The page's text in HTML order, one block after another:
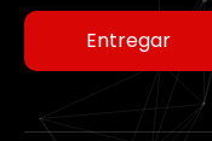
Entregar